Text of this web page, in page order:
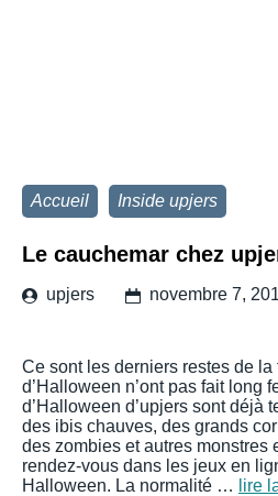
Accueil Inside upjers
Le cauchemar chez
upjers novembre 7,
Ce sont les derniers restes de
d’Halloween n’ont pas fait long
d’Halloween d’upjers sont déjà
des ibis chauves, des grands
des zombies et autres monstres
rendez-vous dans les jeux en
Halloween. La normalité …
lire